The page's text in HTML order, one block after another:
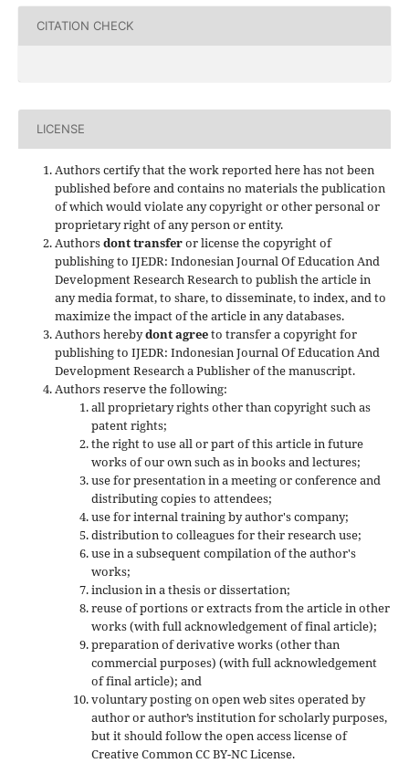
CITATION CHECK
LICENSE
Authors certify that the work reported here has not been
published before and contains no materials the publication
of which would violate any copyright or other personal or
proprietary right of any person or entity.
Authorsdont transferor license the copyright of
publishing to IJEDR: Indonesian Journal Of Education And
Development Research Research to publish the article in
any media format, to share, to disseminate, to index, and to
maximize the impact of the article in any databases.
Authors herebydont agreeto transfer a copyright for
publishing to IJEDR: Indonesian Journal Of Education And
Development Research a Publisher of the manuscript.
Authors reserve the following:
all proprietary rights other than copyright such as
patent rights;
the right to use all or part of this article in future
works of our own such as in books and lectures;
use for presentation in a meeting or conference and
distributing copies to attendees;
use for internal training by author's company;
distribution to colleagues for their research use;
use in a subsequent compilation of the author's
works;
inclusion in a thesis or dissertation;
reuse of portions or extracts from the article in other
works (with full acknowledgement of final article);
preparation of derivative works (other than
commercial purposes) (with full acknowledgement
of final article); and
voluntary posting on open web sites operated by
author or author’s institution for scholarly purposes,
but it should follow the open access license of
Creative Common CC BY-NC License.